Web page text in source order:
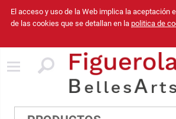
El acceso y uso de la Web implica la aceptación
de las cookies que se detallan en la politica de